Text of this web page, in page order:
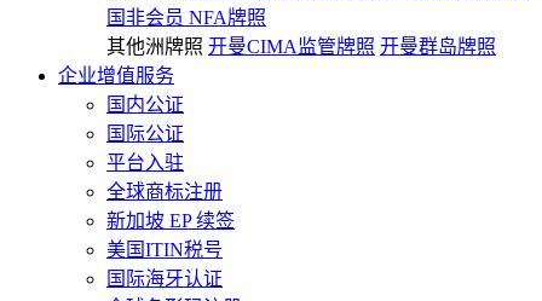
国非会员 NFA牌照
其他洲牌照 开曼CIMA监管牌照 开曼群岛牌照
企业增值服务
国内公证
国际公证
平台入驻
全球商标注册
新加坡 EP 续签
美国ITIN税号
国际海牙认证